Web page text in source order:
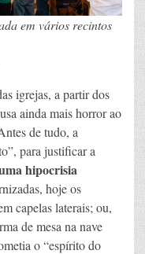
em vários recintos
igrejas, a partir dos
ainda mais horror ao
de tudo, a
para justificar a
hipocrisia
hoje os
capelas laterais; ou,
de mesa na nave
o “espírito do